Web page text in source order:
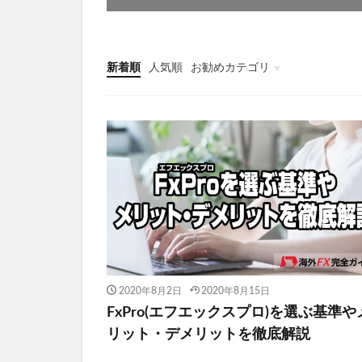
新着順 人気順 お勧めカテゴリ
未分類
2020年8月2日 2020年8月15日
FxPro(エフエックスプロ)を選ぶ基準や
リット・デメリットを徹底解説